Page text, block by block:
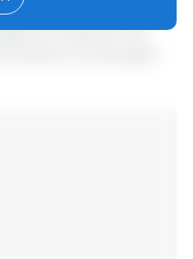
aux fortes chaleurs, de
et d'assurer de
la campagne